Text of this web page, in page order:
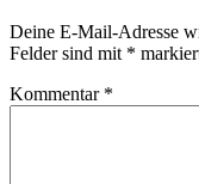
Deine E-Mail-Adresse
Felder sind mit *
Kommentar *